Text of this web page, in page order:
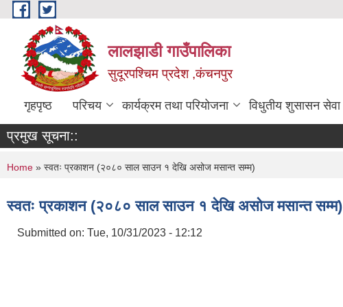
Skip to main content
लालझाडी गाउँपालिका
सुदूरपश्चिम प्रदेश ,कंचनपुर
गृहपृष्ठ परिचय कार्यक्रम तथा परियोजना विधुतीय शुसासन सेवा
प्रमुख सूचना::
You are here
Home » स्वतः प्रकाशन (२०८० साल साउन १ देखि असोज मसान्त सम्म)
स्वतः प्रकाशन (२०८० साल साउन १ देखि असोज मसान्त सम्म)
Submitted on: Tue, 10/31/2023 - 12:12